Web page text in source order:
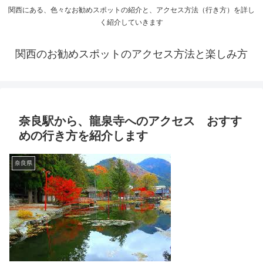
関西にある、色々なお勧めスポットの紹介と、アクセス方法（行き方）を詳し
く紹介していきます
関西のお勧めスポットのアクセス方法と楽しみ方
奈良駅から、龍泉寺へのアクセス おすす
めの行き方を紹介します
奈良県